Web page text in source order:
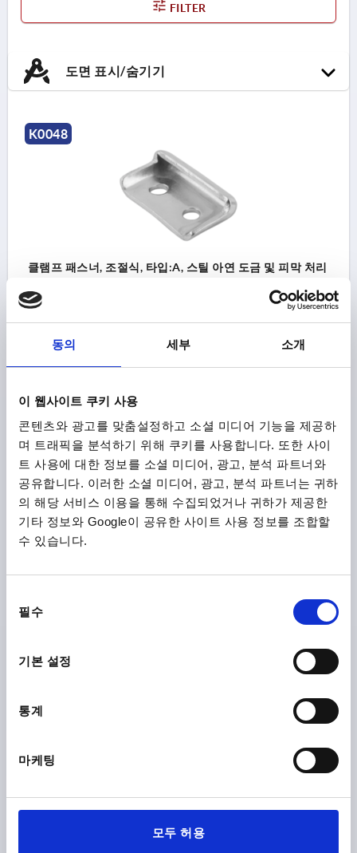
동의 세부 소개
이 웹사이트 쿠키 사용
콘텐츠와 광고를 맞춤설정하고 소셜 미디어 기능을 제공하
며 트래픽을 분석하기 위해 쿠키를 사용합니다. 또한 사이
트 사용에 대한 정보를 소셜 미디어, 광고, 분석 파트너와
공유합니다. 이러한 소셜 미디어, 광고, 분석 파트너는 귀하
의 해당 서비스 이용을 통해 수집되었거나 귀하가 제공한
기타 정보와 Google이 공유한 사이트 사용 정보를 조합할
수 있습니다.
필수
기본 설정
통계
마케팅
모두 허용
FILTER
도면 표시/숨기기
K0048
클램프 패스너, 조절식, 타입:A, 스틸 아연 도금 및 피막 처리
본체 재질=스틸
주문 번호:K0048.9163281
세부 사항
K0048
본체 재질=스테인레스 스틸
제품 상세 정보
CAD